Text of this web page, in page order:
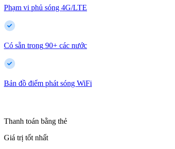
Phạm vi phủ sóng 4G/LTE
Có sẵn trong 90+ các nước
Bản đồ điểm phát sóng WiFi
Thanh toán bằng thẻ
Giá trị tốt nhất